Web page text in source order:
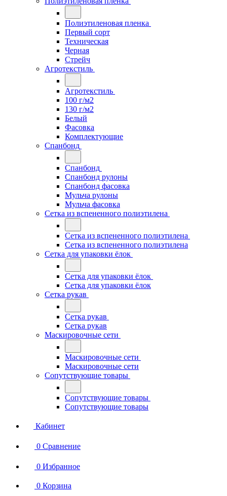
Полиэтиленовая пленка
Первый сорт
Техническая
Черная
Стрейч
Агротекстиль
Агротекстиль
100 г/м2
130 г/м2
Белый
Фасовка
Комплектующие
Спанбонд
Спанбонд
Спанбонд рулоны
Спанбонд фасовка
Мульча рулоны
Мульча фасовка
Сетка из вспененного полиэтилена
Сетка из вспененного полиэтилена
Сетка из вспененного полиэтилена
Сетка для упаковки ёлок
Сетка для упаковки ёлок
Сетка для упаковки ёлок
Сетка рукав
Сетка рукав
Сетка рукав
Маскировочные сети
Маскировочные сети
Маскировочные сети
Сопутствующие товары
Сопутствующие товары
Сопутствующие товары
Кабинет
0 Сравнение
0 Избранное
0 Корзина